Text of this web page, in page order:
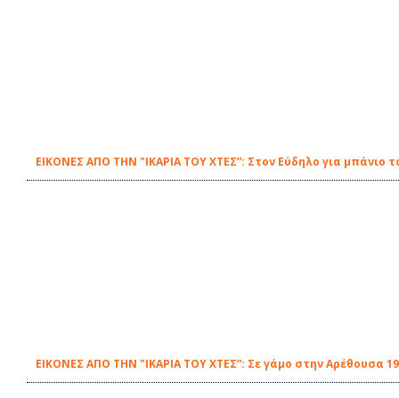
ΕΙΚΟΝΕΣ ΑΠΟ ΤΗΝ "ΙΚΑΡΙΑ ΤΟΥ ΧΤΕΣ”: Στον Εύδηλο για μπάνιο
ΕΙΚΟΝΕΣ ΑΠΟ ΤΗΝ "ΙΚΑΡΙΑ ΤΟΥ ΧΤΕΣ”: Σε γάμο στην Αρέθουσα